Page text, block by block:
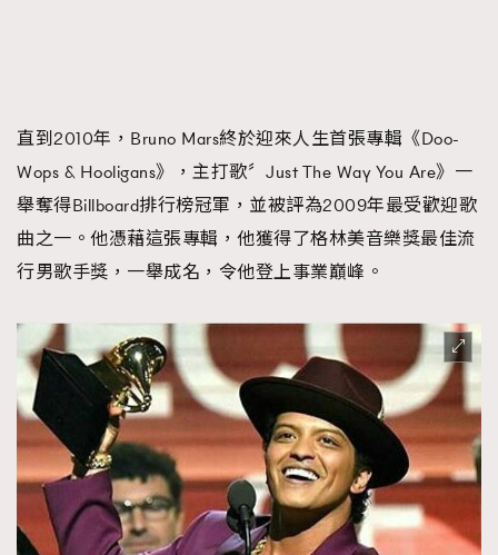
直到2010年，Bruno Mars終於迎來人生首張專輯《Doo-
Wops & Hooligans》，主打歌〞Just The Way You Are》一
舉奪得Billboard排行榜冠軍，並被評為2009年最受歡迎歌
曲之一。他憑藉這張專輯，他獲得了格林美音樂獎最佳流
行男歌手獎，一舉成名，令他登上事業巔峰。